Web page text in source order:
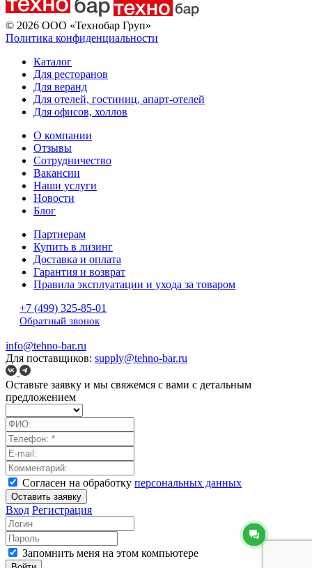
© 2026 ООО «Технобар Груп»
Политика конфиденциальности
Каталог
Для ресторанов
Для веранд
Для отелей, гостиниц, апарт-отелей
Для офисов, холлов
О компании
Отзывы
Сотрудничество
Вакансии
Наши услуги
Новости
Блог
Партнерам
Купить в лизинг
Доставка и оплата
Гарантия и возврат
Правила эксплуатации и ухода за товаром
+7 (499) 325-85-01
Обратный звонок
info@tehno-bar.ru
Для поставщиков: supply@tehno-bar.ru
Оставьте заявку и мы свяжемся с вами с детальным
предложением
Согласен на обработку персональных данных
Оставить заявку
Вход Регистрация
Запомнить меня на этом компьютере